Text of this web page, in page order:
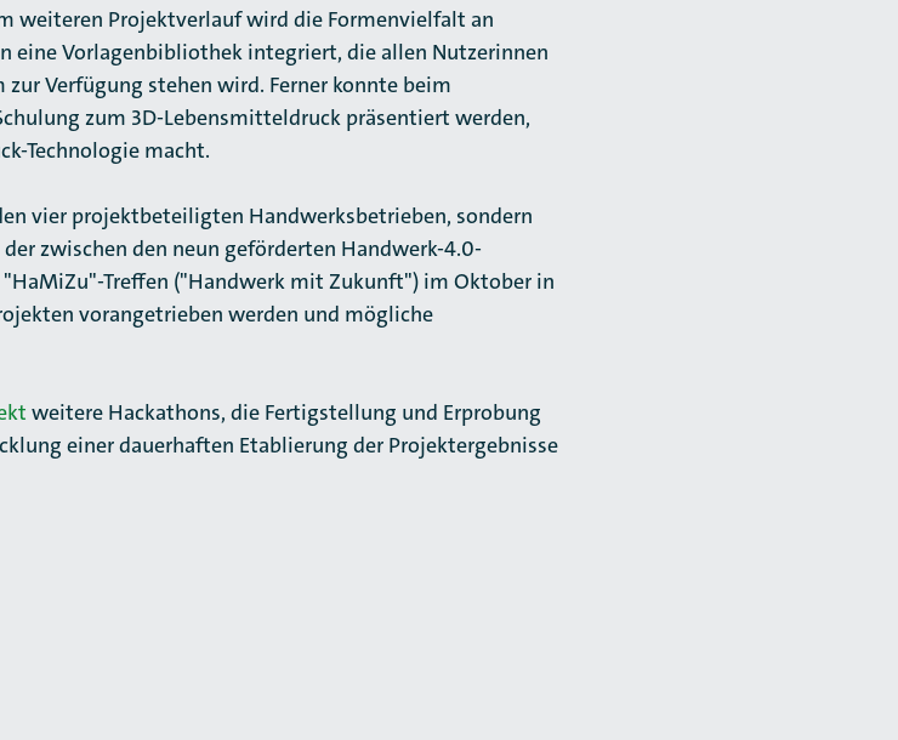
weiteren Projektverlauf wird die Formen­vielfalt an
eine Vorlagenbibliothek integriert, die allen Nutzerinnen
Verfügung stehen wird. Ferner konnte beim
zum 3D-Lebensmitteldruck präsentiert werden,
Technologie macht.
vier projektbeteiligten Handwerksbetrieben, sondern
zwischen den neun geförderten Handwerk-4.0-
Treffen ("Handwerk mit Zukunft") im Oktober in
vorangetrieben werden und mögliche
weitere Hackathons, die Fertigstellung und Erprobung
einer dauerhaften Etablierung der Projektergebnisse